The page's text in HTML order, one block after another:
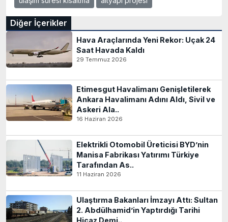
Diğer İçerikler
Hava Araçlarında Yeni Rekor: Uçak 24
Saat Havada Kaldı
29 Temmuz 2026
Etimesgut Havalimanı Genişletilerek
Ankara Havalimanı Adını Aldı, Sivil ve
Askeri Ala..
16 Haziran 2026
Elektrikli Otomobil Üreticisi BYD’nin
Manisa Fabrikası Yatırımı Türkiye
Tarafından As..
11 Haziran 2026
Ulaştırma Bakanları İmzayı Attı: Sultan
2. Abdülhamid’in Yaptırdığı Tarihi